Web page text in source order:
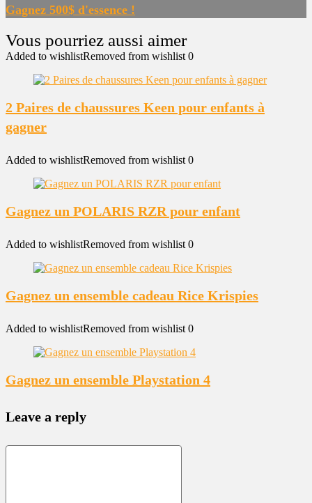
Gagnez 500$ d'essence !
Added to wishlistRemoved from wishlist 0
2 Paires de chaussures Keen pour enfants à
gagner
Added to wishlistRemoved from wishlist 0
Gagnez un POLARIS RZR pour enfant
Added to wishlistRemoved from wishlist 0
Gagnez un ensemble cadeau Rice Krispies
Added to wishlistRemoved from wishlist 0
Gagnez un ensemble Playstation 4
Leave a reply